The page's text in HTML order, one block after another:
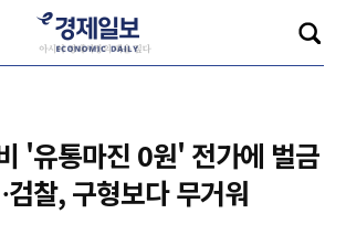
'유통마진 0원' 전가에 벌금
찰, 구형보다 무거워